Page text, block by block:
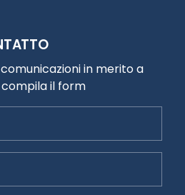
in merito a
il form